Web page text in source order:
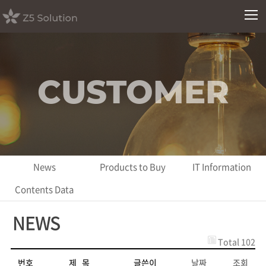
CUSTOMER
News Products to Buy
IT Information
Contents Data
NEWS
Total 102
번호
제 목 글쓴이 날짜 조회